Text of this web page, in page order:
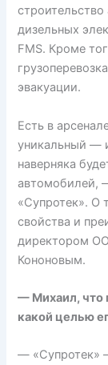
дизельных
FMS. Кроме
эвакуации.
Есть в
уникальный —
наверняка
автомобилей,
«Супротек». О
свойства и
директором
Кононовым.
— Михаил, что
какой целью
— «Супротек»